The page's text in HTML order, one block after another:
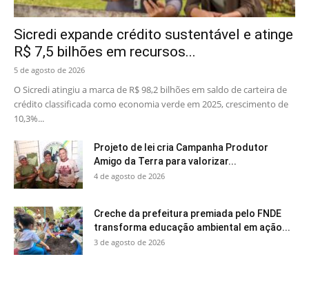
Sicredi expande crédito sustentável e atinge
R$ 7,5 bilhões em recursos...
5 de agosto de 2026
O Sicredi atingiu a marca de R$ 98,2 bilhões em saldo de carteira de
crédito classificada como economia verde em 2025, crescimento de
10,3%...
Projeto de lei cria Campanha Produtor
Amigo da Terra para valorizar...
4 de agosto de 2026
Creche da prefeitura premiada pelo FNDE
transforma educação ambiental em ação...
3 de agosto de 2026